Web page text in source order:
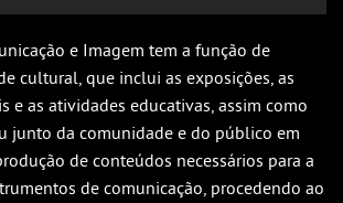
e Imagem tem a função de
cultural, que inclui as exposições, as
e as atividades educativas, assim como
junto da comunidade e do público em
de conteúdos necessários para a
de comunicação, procedendo ao